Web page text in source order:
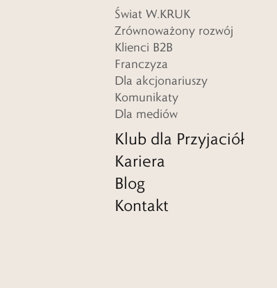
Świat W.KRUK
Zrównoważony rozwój
Klienci B2B
Franczyza
Dla akcjonariuszy
Komunikaty
Dla mediów
Klub dla Przyjaciół
Kariera
Blog
Kontakt